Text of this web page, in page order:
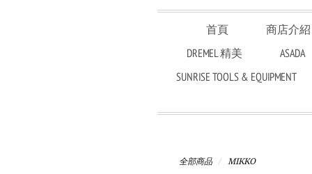
首頁
商店介紹
DREMEL 精美
ASADA
SUNRISE TOOLS & EQUIPMENT
全部商品 MIKKO